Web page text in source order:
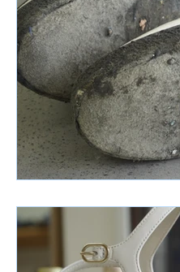
johnlobb edward green
crockett&jones